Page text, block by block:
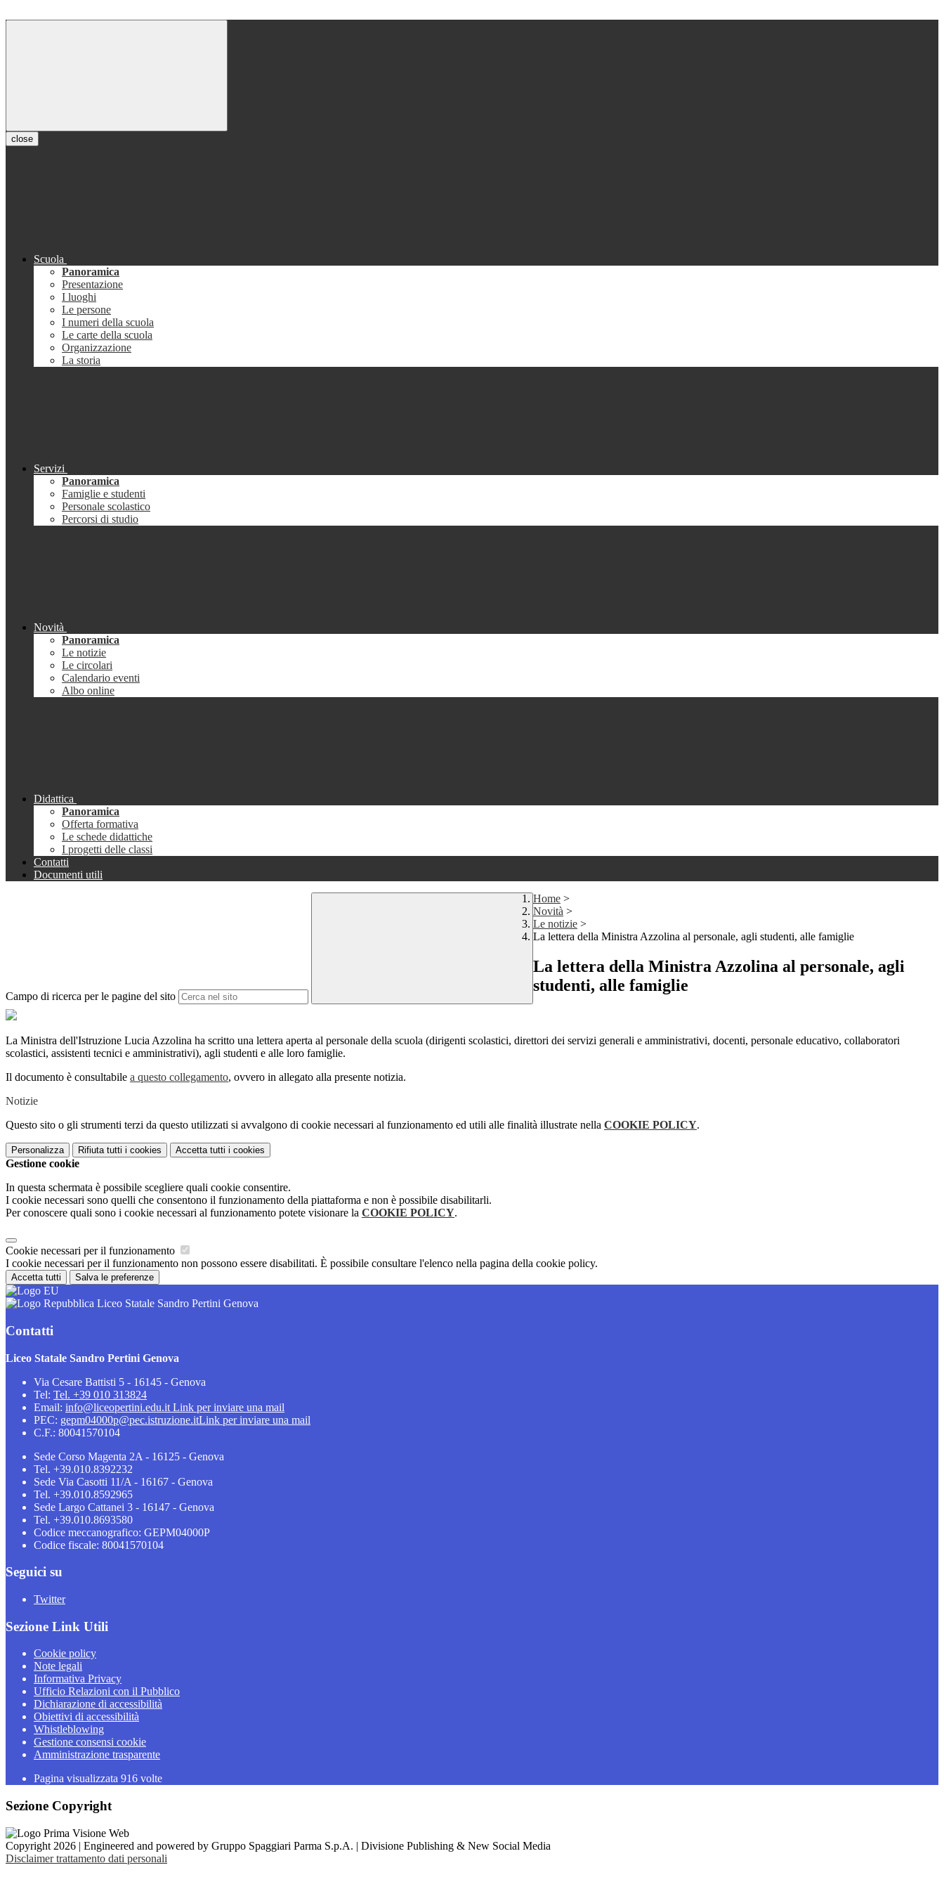
close
Scuola
Panoramica
Presentazione
I luoghi
Le persone
I numeri della scuola
Le carte della scuola
Organizzazione
La storia
Servizi
Panoramica
Famiglie e studenti
Personale scolastico
Percorsi di studio
Novità
Panoramica
Le notizie
Le circolari
Calendario eventi
Albo online
Didattica
Panoramica
Offerta formativa
Le schede didattiche
I progetti delle classi
Contatti
Documenti utili
Campo di ricerca per le pagine del sito
Home >
Novità >
Le notizie >
La lettera della Ministra Azzolina al personale, agli studenti, alle famiglie
La lettera della Ministra Azzolina al personale, agli
studenti, alle famiglie
La Ministra dell'Istruzione Lucia Azzolina ha scritto una lettera aperta al personale della scuola (dirigenti scolastici, direttori dei servizi generali e amministrativi, docenti, personale educativo, collaboratori
scolastici, assistenti tecnici e amministrativi), agli studenti e alle loro famiglie.
Il documento è consultabile a questo collegamento, ovvero in allegato alla presente notizia.
Notizie
Questo sito o gli strumenti terzi da questo utilizzati si avvalgono di cookie necessari al funzionamento ed utili alle finalità illustrate nella COOKIE POLICY.
Personalizza Rifiuta tutti i cookies Accetta tutti i cookies
Gestione cookie
In questa schermata è possibile scegliere quali cookie consentire.
I cookie necessari sono quelli che consentono il funzionamento della piattaforma e non è possibile disabilitarli.
Per conoscere quali sono i cookie necessari al funzionamento potete visionare la COOKIE POLICY.
Cookie necessari per il funzionamento
I cookie necessari per il funzionamento non possono essere disabilitati. È possibile consultare l'elenco nella pagina della cookie policy.
Accetta tutti Salva le preferenze
Liceo Statale Sandro Pertini Genova
Contatti
Liceo Statale Sandro Pertini Genova
Via Cesare Battisti 5 - 16145 - Genova
Tel: Tel. +39 010 313824
Email: info@liceopertini.edu.it Link per inviare una mail
PEC: gepm04000p@pec.istruzione.itLink per inviare una mail
C.F.: 80041570104
Sede Corso Magenta 2A - 16125 - Genova
Tel. +39.010.8392232
Sede Via Casotti 11/A - 16167 - Genova
Tel. +39.010.8592965
Sede Largo Cattanei 3 - 16147 - Genova
Tel. +39.010.8693580
Codice meccanografico: GEPM04000P
Codice fiscale: 80041570104
Seguici su
Twitter
Sezione Link Utili
Cookie policy
Note legali
Informativa Privacy
Ufficio Relazioni con il Pubblico
Dichiarazione di accessibilità
Obiettivi di accessibilità
Whistleblowing
Gestione consensi cookie
Amministrazione trasparente
Pagina visualizzata 916 volte
Sezione Copyright
Copyright 2026 | Engineered and powered by Gruppo Spaggiari Parma S.p.A. | Divisione Publishing & New Social Media
Disclaimer trattamento dati personali